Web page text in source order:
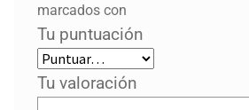
marcados con
Tu puntuación
Tu valoración